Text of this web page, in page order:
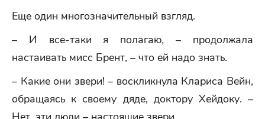
Еще один многозначительный взгляд.
– И все-таки я полагаю, – продолжала
настаивать мисс Брент, – что ей надо знать.
– Какие они звери! – воскликнула Клариса Вейн,
обращаясь к своему дяде, доктору Хейдоку. –